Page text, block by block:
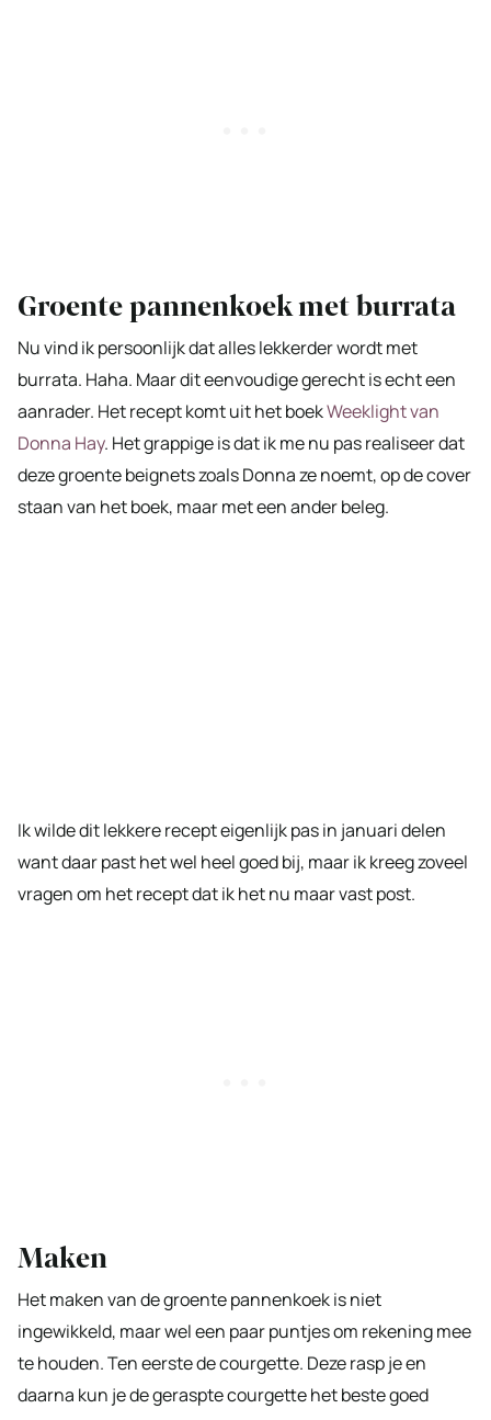
Groente pannenkoek met burrata
Nu vind ik persoonlijk dat alles lekkerder wordt met
burrata. Haha. Maar dit eenvoudige gerecht is echt een
aanrader. Het recept komt uit het boekWeeklight van
Donna Hay. Het grappige is dat ik me nu pas realiseer dat
deze groente beignets zoals Donna ze noemt, op de cover
staan van het boek, maar met een ander beleg.
Ik wilde dit lekkere recept eigenlijk pas in januari delen
want daar past het wel heel goed bij, maar ik kreeg zoveel
vragen om het recept dat ik het nu maar vast post.
Maken
Het maken van de groente pannenkoek is niet
ingewikkeld, maar wel een paar puntjes om rekening mee
te houden. Ten eerste de courgette. Deze rasp je en
daarna kun je de geraspte courgette het beste goed